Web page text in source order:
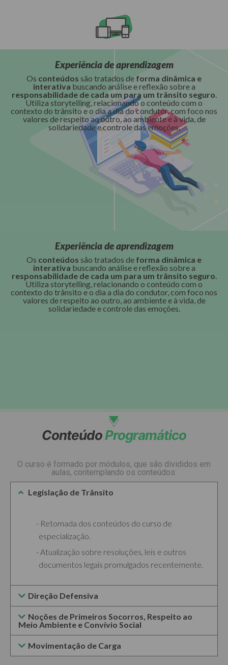
Experiência de aprendizagem
Os conteúdos são tratados de forma dinâmica e
interativa buscando análise e reflexão sobre a
responsabilidade de cada um para um trânsito seguro.
Utiliza storytelling, relacionando o conteúdo com o
contexto do trânsito e o dia a dia do condutor, com foco nos
valores de respeito ao outro, ao ambiente e à vida, de
solidariedade e controle das emoções.
Experiência de aprendizagem
Os conteúdos são tratados de forma dinâmica e
interativa buscando análise e reflexão sobre a
responsabilidade de cada um para um trânsito seguro.
Utiliza storytelling, relacionando o conteúdo com o
contexto do trânsito e o dia a dia do condutor, com foco nos
valores de respeito ao outro, ao ambiente e à vida, de
solidariedade e controle das emoções.
ConteúdoProgramático
O curso é formado por módulos, que são divididos em
aulas, contemplando os conteúdos:
Legislação de Trânsito
Retomada dos conteúdos do curso de
especialização.
Atualização sobre resoluções, leis e outros
documentos legais promulgados recentemente.
Direção Defensiva
Noções de Primeiros Socorros, Respeito ao
Meio Ambiente e Convívio Social
Movimentação de Carga